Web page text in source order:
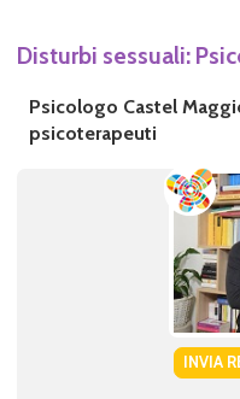
Disturbi sessuali:
Psicologo Castel
psicoterapeuti
INVIA